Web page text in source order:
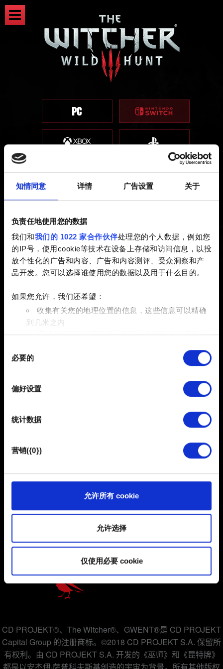
知情同意 详情 广告设置 关于
负责任地使用您的数据
我们和我们的 1022 家合作伙伴处理您的个人数据，例如您
的IP号，使用cookie等技术在设备上存储和访问信息，以投
放个性化的广告和内容、广告和内容测评、受众洞察和产
品开发。您可以选择谁使用您的数据以及用于什么目的。
如果您允许，我们还希望：
收集有关您的地理位置的信息，这些信息可以精确
到几米之内
通过主动扫描特定特征（指纹）来识别您的设备
查找有关您的个人数据如何处理的更多信息，
并设置您的首选项。您可随时从Cookie声明中更改或撤回
部分需要使用 Cookies 的是为了让网站功能可用，而另一
馈，以便网站将更好地服务于您。例如帮助我们在社交媒
也可能与我们的合作伙伴分享我们的 Cookie 片段。但是，
使用所有这些非强制性的 Cookie 都需要提前获取您的许
您可以在下面的"设置"菜单中找到有关我们使用 Cookie 的
其中的内容并准备好继续，请点击"确定"。
必要的
偏好设置
统计数据
营销({0})
允许所有 cookie
允许选择
仅使用必要 cookie
已创建 6 years ago 已更新 7 months ago
对于 Switch 上的《巫师 3》，我们推荐使用速度等级 A1
和 V30 的 micro SD 卡。
用户协议
COOKIE 政策
CD PROJEKT®、The Witcher®、GWENT®是 CD PROJEKT
Capital Group 的注册商标。©2018 CD PROJEKT S.A. 保留所
有权利。由 CD PROJEKT S.A. 开发的《巫师》和《昆特牌》